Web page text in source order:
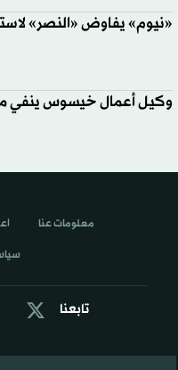
«نيوم» يفاوض «النصر»
وكيل أعمال خيسوس ينفي
تابعنا
معلومات عنا